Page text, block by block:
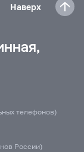
Наверх
телефонов)
России)